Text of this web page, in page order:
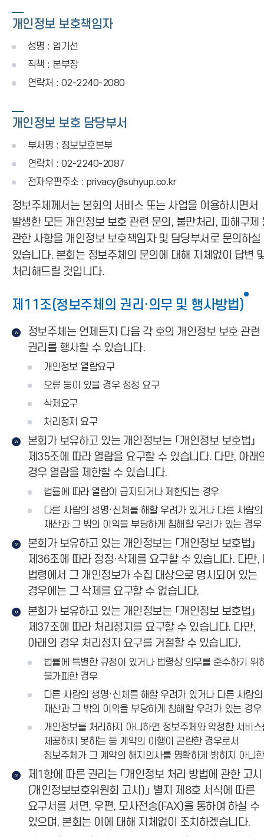
개인정보 보호책임자
성명 : 엄기선
직책 : 본부장
연락처 : 02-2240-2080
개인정보 보호 담당부서
부서명 : 정보보호본부
연락처 : 02-2240-2087
전자우편주소 : privacy@suhyup.co.kr
정보주체께서는 본회의 서비스 또는 사업을 이용하시면서
발생한 모든 개인정보 보호 관련 문의, 불만처리, 피해구제
관한 사항을 개인정보 보호책임자 및 담당부서로 문의하실
있습니다. 본회는 정보주체의 문의에 대해 지체없이 답변
처리해드릴 것입니다.
제11조(정보주체의 권리·의무 및 행사방법)
정보주체는 언제든지 다음 각 호의 개인정보 보호 관련
권리를 행사할 수 있습니다.
개인정보 열람요구
오류 등이 있을 경우 정정 요구
삭제요구
처리정지 요구
본회가 보유하고 있는 개인정보는 「개인정보 보호법」
제35조에 따라 열람을 요구할 수 있습니다. 다만, 아래
경우 열람을 제한할 수 있습니다.
법률에 따라 열람이 금지되거나 제한되는 경우
다른 사람의 생명·신체를 해할 우려가 있거나 다른 사람의
재산과 그 밖의 이익을 부당하게 침해할 우려가 있는 경우
본회가 보유하고 있는 개인정보는 「개인정보 보호법」
제36조에 따라 정정·삭제를 요구할 수 있습니다. 다만,
법령에서 그 개인정보가 수집 대상으로 명시되어 있는
경우에는 그 삭제를 요구할 수 없습니다.
본회가 보유하고 있는 개인정보는 「개인정보 보호법」
제37조에 따라 처리정지를 요구할 수 있습니다. 다만,
아래의 경우 처리정지 요구를 거절할 수 있습니다.
법률에 특별한 규정이 있거나 법령상 의무를 준수하기 위
불가피한 경우
다른 사람의 생명·신체를 해할 우려가 있거나 다른 사람의
재산과 그 밖의 이익을 부당하게 침해할 우려가 있는 경우
개인정보를 처리하지 아니하면 정보주체와 약정한 서비스
제공하지 못하는 등 계약의 이행이 곤란한 경우로서
정보주체가 그 계약의 해지의사를 명확하게 밝히지 아니
제1항에 따른 권리는 「개인정보 처리 방법에 관한 고시
(개인정보보호위원회 고시)」 별지 제8호 서식에 따른
요구서를 서면, 우편, 모사전송(FAX)을 통하여 하실 수
있으며, 본회는 이에 대해 지체없이 조치하겠습니다.